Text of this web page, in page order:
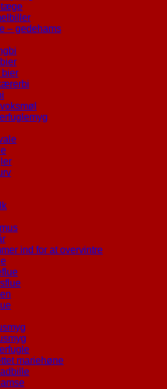
– gedehams
bier
ind for at overvintre
mariehøne